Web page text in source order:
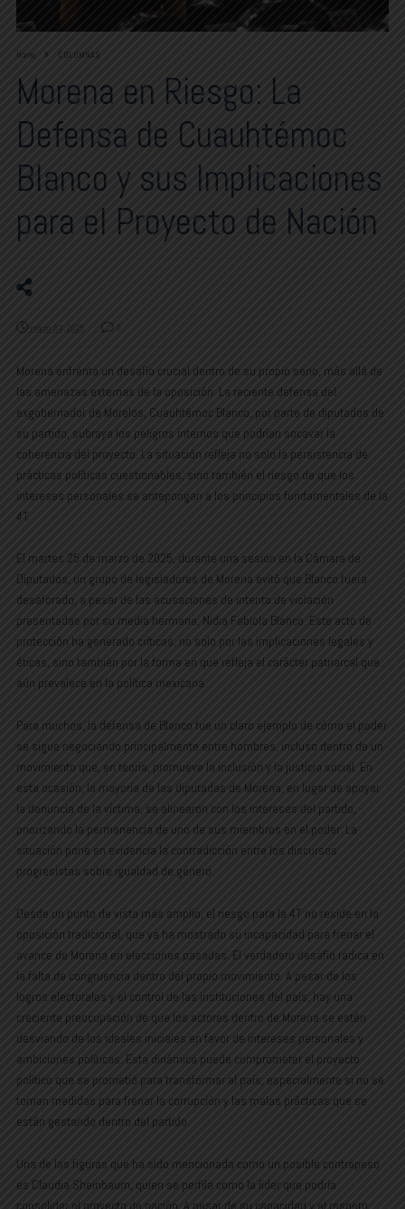
Home COLUMNAS
Morena en Riesgo: La
Defensa de Cuauhtémoc
Blanco y sus Implicaciones
para el Proyecto de Nación
marzo 30, 2025 0
Morena enfrenta un desafío crucial dentro de su propio seno, más allá de
las amenazas externas de la oposición. La reciente defensa del
exgobernador de Morelos, Cuauhtémoc Blanco, por parte de diputados de
su partido, subraya los peligros internos que podrían socavar la
coherencia del proyecto. La situación refleja no solo la persistencia de
prácticas políticas cuestionables, sino también el riesgo de que los
intereses personales se antepongan a los principios fundamentales de la
4T.
El martes 25 de marzo de 2025, durante una sesión en la Cámara de
Diputados, un grupo de legisladores de Morena evitó que Blanco fuera
desaforado, a pesar de las acusaciones de intento de violación
presentadas por su media hermana, Nidia Fabiola Blanco. Este acto de
protección ha generado críticas, no solo por las implicaciones legales y
éticas, sino también por la forma en que refleja el carácter patriarcal que
aún prevalece en la política mexicana.
Para muchos, la defensa de Blanco fue un claro ejemplo de cómo el poder
se sigue negociando principalmente entre hombres, incluso dentro de un
movimiento que, en teoría, promueve la inclusión y la justicia social. En
esta ocasión, la mayoría de las diputadas de Morena, en lugar de apoyar
la denuncia de la víctima, se alinearon con los intereses del partido,
priorizando la permanencia de uno de sus miembros en el poder. La
situación pone en evidencia la contradicción entre los discursos
progresistas sobre igualdad de género.
Desde un punto de vista más amplio, el riesgo para la 4T no reside en la
oposición tradicional, que ya ha mostrado su incapacidad para frenar el
avance de Morena en elecciones pasadas. El verdadero desafío radica en
la falta de congruencia dentro del propio movimiento. A pesar de los
logros electorales y el control de las instituciones del país, hay una
creciente preocupación de que los actores dentro de Morena se estén
desviando de los ideales iniciales en favor de intereses personales y
ambiciones políticas. Esta dinámica puede comprometer el proyecto
político que se prometió para transformar al país, especialmente si no se
toman medidas para frenar la corrupción y las malas prácticas que se
están gestando dentro del partido.
Una de las figuras que ha sido mencionada como un posible contrapeso
es Claudia Sheinbaum, quien se perfila como la líder que podría
consolidar el proyecto de nación. A pesar de su capacidad y el respeto